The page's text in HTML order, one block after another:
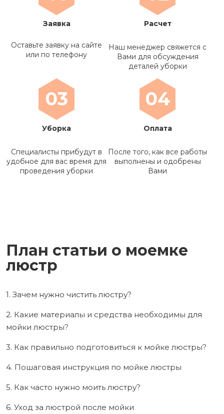
Заявка
Оставьте заявку на сайте
или по телефону
Расчет
Наш менеджер свяжется с
Вами для обсуждения
деталей уборки
03
Уборка
Специалисты прибудут в
удобное для вас время для
проведения уборки
04
Оплата
После того, как все работы
выполнены и одобрены
Вами
План статьи о моемке
люстр
1. Зачем нужно чистить люстру?
2. Какие материалы и средства необходимы для
мойки люстры?
3. Как правильно подготовиться к мойке люстры?
4. Пошаговая инструкция по мойке люстры
5. Как часто нужно моить люстру?
6. Уход за люстрой после мойки